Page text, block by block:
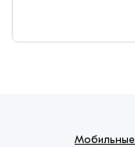
Мобильные